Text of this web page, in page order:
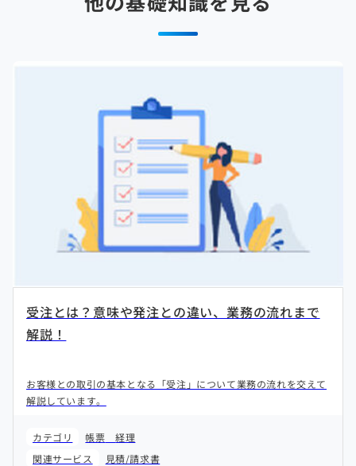
受注とは？意味や発注との違い、業務の流れまで
解説！
お客様との取引の基本となる「受注」について業務の流れを交えて
解説しています。
カテゴリ 帳票
経理
関連サービス
見積/請求書